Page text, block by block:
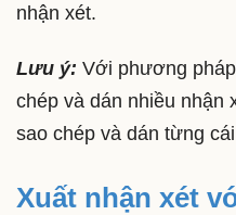
nhận xét.
Lưu ý: Với phương
chép và dán nhiều nhận
sao chép và dán từng
Xuất nhận xét